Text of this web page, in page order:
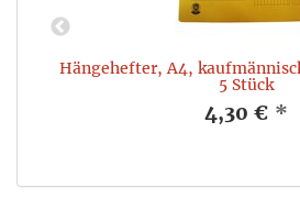
Hängehefter, A4,
5 Stück
4,30 € *